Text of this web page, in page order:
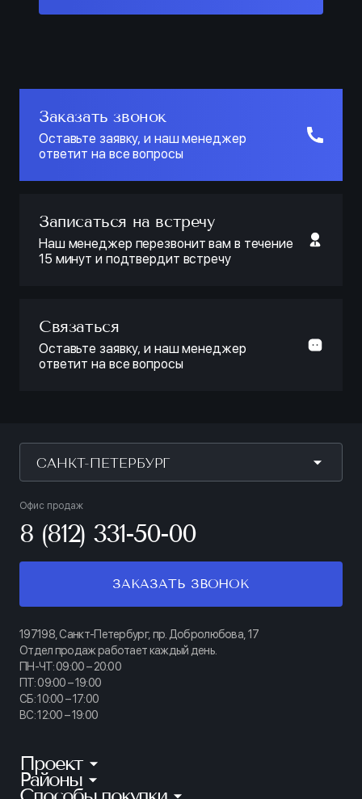
Заказать звонок
Оставьте заявку, и наш менеджер
ответит на все вопросы
Записаться на встречу
Наш менеджер перезвонит вам в течение
15 минут и подтвердит встречу
Связаться
Оставьте заявку, и наш менеджер
ответит на все вопросы
САНКТ-ПЕТЕРБУРГ
Офис продаж
8 (812) 331-50-00
ЗАКАЗАТЬ ЗВОНОК
197198, Санкт-Петербург, пр. Добролюбова, 17
Отдел продаж работает каждый день.
ПН-ЧТ: 09:00 – 20:00
ПТ: 09:00 – 19:00
СБ: 10:00 – 17:00
ВС: 12:00 – 19:00
Проект
КИНОПАРК
Районы
Калининский